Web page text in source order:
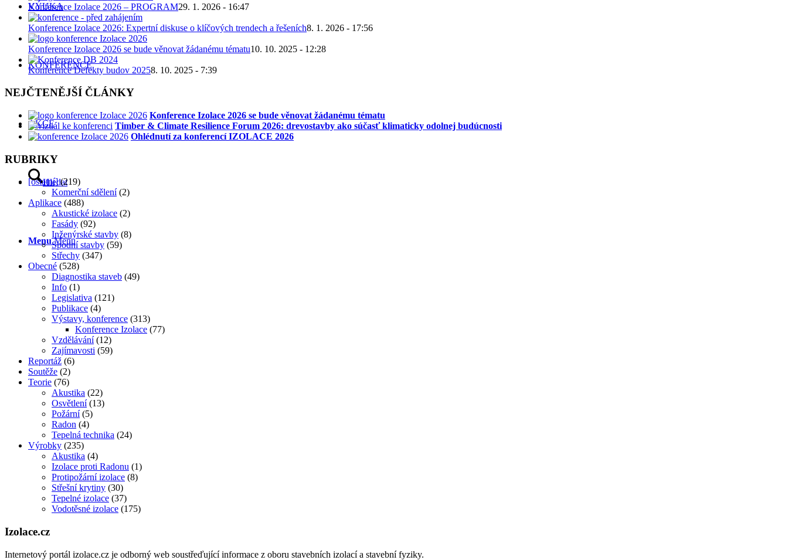
VÝUKA
KONFERENCE
AKCE
Hledat
Menu Menu
Konference Izolace 2026 – PROGRAM29. 1. 2026 - 16:47
Konference Izolace 2026: Expertní diskuse o klíčových trendech a řešeních8. 1. 2026 - 17:56
Konference Izolace 2026 se bude věnovat žádanému tématu10. 10. 2025 - 12:28
Konference Defekty budov 20258. 10. 2025 - 7:39
NEJČTENĚJŠÍ ČLÁNKY
Konference Izolace 2026 se bude věnovat žádanému tématu
Timber & Climate Resilience Forum 2026: drevostavby ako súčasť klimaticky odolnej budúcnosti
Ohlédnutí za konferencí IZOLACE 2026
RUBRIKY
[ostatní](219)
Komerční sdělení (2)
Aplikace (488)
Akustické izolace (2)
Fasády (92)
Inženýrské stavby (8)
Spodní stavby (59)
Střechy (347)
Obecné (528)
Diagnostika staveb (49)
Info (1)
Legislativa (121)
Publikace (4)
Výstavy, konference (313)
Konference Izolace (77)
Vzdělávání (12)
Zajímavosti (59)
Reportáž (6)
Soutěže (2)
Teorie (76)
Akustika (22)
Osvětlení (13)
Požární (5)
Radon (4)
Tepelná technika (24)
Výrobky (235)
Akustika (4)
Izolace proti Radonu (1)
Protipožární izolace (8)
Střešní krytiny (30)
Tepelné izolace (37)
Vodotěsné izolace (175)
Izolace.cz
Internetový portál izolace.cz je odborný web soustřeďující informace z oboru stavebních izolací a stavební fyziky.